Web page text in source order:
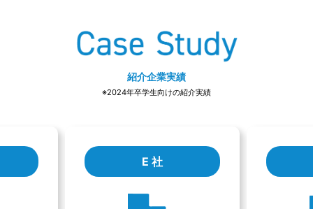
紹介企業実績
※2024年卒学生向けの紹介実績
E 社